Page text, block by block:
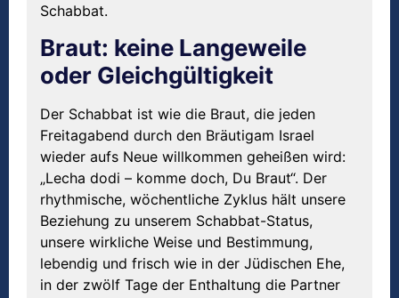
Schabbat.
Braut: keine Langeweile
oder Gleichgültigkeit
Der Schabbat ist wie die Braut, die jeden
Freitagabend durch den Bräutigam Israel
wieder aufs Neue willkommen geheißen wird:
„Lecha dodi – komme doch, Du Braut“. Der
rhythmische, wöchentliche Zyklus hält unsere
Beziehung zu unserem Schabbat-Status,
unsere wirkliche Weise und Bestimmung,
lebendig und frisch wie in der Jüdischen Ehe,
in der zwölf Tage der Enthaltung die Partner